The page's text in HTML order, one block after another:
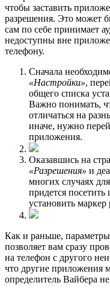
чтобы заставить
разрешения. Это может
сам по себе принимает
недоступны вне
телефону.
Сначала
«Настройки»,
общего списка
Важно понимать,
отличаться на
иначе, нужно
приложения.
Оказавшись на
«Разрешения» и
многих случаях
придется
установить
Как и раньше,
позволяет вам сразу
на телефон с другого
что другие приложения
определитель Вайбера